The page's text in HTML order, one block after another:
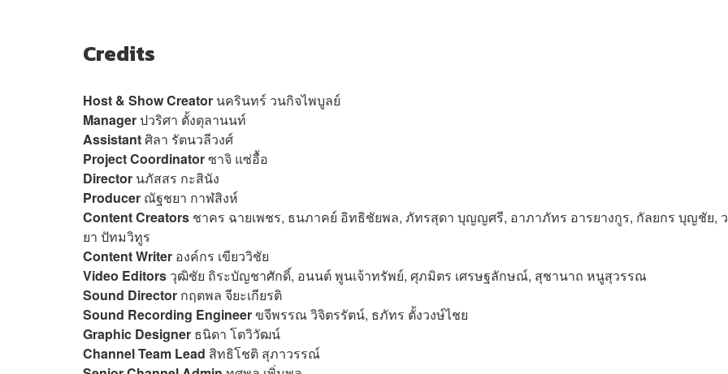
Credits
Host & Show Creator นครินทร์ วนกิจไพบูลย์
Managerปวริศา ตั้งตุลานนท์
Assistantศิลา รัตนวลีวงศ์
Project Coordinatorซาจิ แซ่อื้อ
Director นภัสสร กะสินัง
Producer ณัฐชยา กาฬสิงห์
Content Creators ชาคร ฉายเพชร, ธนภาคย์ อิทธิชัยพล, ภัทรสุดา บุญญศรี, อาภาภัทร อารยางกูร, กัลยกร บุญชัย,
ยา ปัทมวิทูร
Content Writer องค์กร เขียววิชัย
Video Editors วุฒิชัย ถิระบัญชาศักดิ์, อนนต์ พูนเจ้าทรัพย์, ศุภมิตร เศรษฐลักษณ์, สุชานาถ หนูสุวรรณ
Sound Director กฤตพล จียะเกียรติ
Sound Recording Engineerขจีพรรณ วิจิตรรัตน์, ธภัทร ตั้งวงษ์ไชย
Graphic Designer ธนิดา โตวิวัฒน์
Channel Team Lead สิทธิโชติ สุภาวรรณ์